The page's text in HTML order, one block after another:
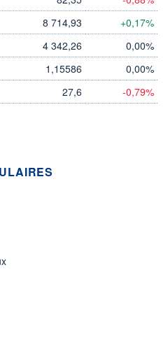
+ PORTEFEUILLE + LISTE
8 714,93 +0,17%
4 342,26 0,00%
1,15586 0,00%
27,6 -0,79%